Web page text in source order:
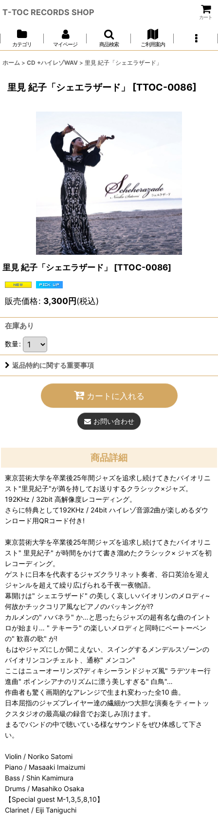
T-TOC RECORDS SHOP
カート
カテゴリ マイページ 商品検索 ご利用案内
ホーム > CD +ハイレゾWAV > 里見 紀子「シェエラザード」
里見 紀子「シェエラザード」 [TTOC-0086]
里見 紀子「シェエラザード」 [TTOC-0086]
販売価格: 3,300円(税込)
在庫あり
数量:
返品特約に関する重要事項
カートに入れる
お問い合わせ
商品詳細
東京芸術大学を卒業後25年間ジャズを追求し続けてきたバイオリニ
スト"里見紀子"が満を持してお送りするクラシック×ジャズ。
192KHz / 32bit 高解像度レコーディング。
さらに特典として192KHz / 24bit ハイレゾ音源2曲が楽しめるダウ
ンロード用QRコード付き!
東京芸術大学を卒業後25年間ジャズを追求し続けてきたバイオリニ
スト" 里見紀子" が時間をかけて書き溜めたクラシック× ジャズを初
レコーディング。
ゲストに日本を代表するジャズクラリネット奏者、谷口英治を迎え
ジャンルを超えて繰り広げられる千夜一夜物語。
幕開けは" シェエラザード" の美しく哀しいバイオリンのメロディ~
何故かチックコリア風なピアノのバッキングが!?
カルメンの" ハバネラ" か…と思ったらジャズの超有名な曲のイント
ロが始まり… " テキーラ" の楽しいメロディと同時にベートーベン
の" 歓喜の歌" が!
もはやジャズにしか聞こえない、スイングするメンデルスゾーンの
バイオリンコンチェルト、通称" メンコン"
ここはニューオーリンズ?ディキシーランドジャズ風" ラデツキー行
進曲" ポインシアナのリズムに漂う美しすぎる" 白鳥"…
作曲者も驚く画期的なアレンジで生まれ変わった全10 曲。
日本屈指のジャズプレイヤー達の繊細かつ大胆な演奏をティートッ
クスタジオの最高級の録音でお楽しみ頂けます。
まるでバンドの中で聴いている様なサウンドをぜひ体感して下さ
い。
Violin / Noriko Satomi
Piano / Masaaki Imaizumi
Bass / Shin Kamimura
Drums / Masahiko Osaka
【Special guest M-1,3,5,8,10】
Clarinet / Eiji Taniguchi